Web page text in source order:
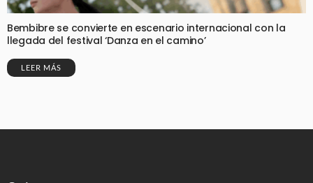
Bembibre se convierte en escenario internacional con la
llegada del festival ‘Danza en el camino’
LEER MÁS